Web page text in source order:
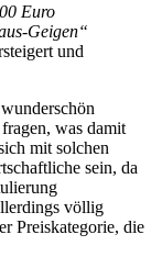
Euro
Geigen“
und
was damit
mit solchen
sein, da
völlig
Preiskategorie, die